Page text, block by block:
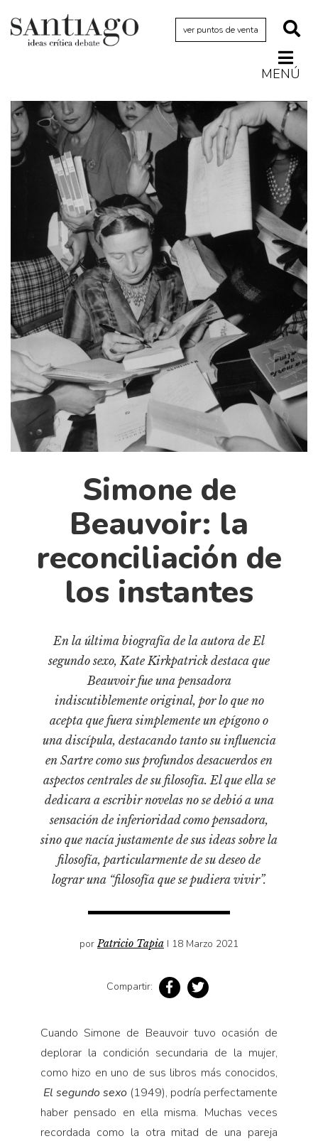
ver puntos de venta
MENÚ
Actualidad
Archivo Cenfoto-UDP
Arquetipos de situación
Artes visuales
Cine y televisión
Cómics
Críticas
Cultura
Diccionario portátil de la literatura chilena
Documentos
Fragmentos
Gran reserva
Historia
Historia material de los libros
Lagunas mentales
Libros usados
Literatura
Narrativas visuales
Pensamiento ilustrado
Personaje
Personajes secundarios
Relecturas
Sociedad
Turismo accidental
Voces y lecturas
Simone de
Beauvoir: la
reconciliación de
los instantes
En la última biografía de la autora de El
segundo sexo, Kate Kirkpatrick destaca que
Beauvoir fue una pensadora
indiscutiblemente original, por lo que no
acepta que fuera simplemente un epígono o
una discípula, destacando tanto su influencia
en Sartre como sus profundos desacuerdos en
aspectos centrales de su filosofía. El que ella se
dedicara a escribir novelas no se debió a una
sensación de inferioridad como pensadora,
sino que nacía justamente de sus ideas sobre la
filosofía, particularmente de su deseo de
lograr una “filosofía que se pudiera vivir”.
porPatricio Tapia I 18 Marzo 2021
Compartir:
Cuando Simone de Beauvoir tuvo ocasión de
deplorar la condición secundaria de la mujer,
como hizo en uno de sus libros más conocidos,
El segundo sexo (1949), podría perfectamente
haber pensado en ella misma. Muchas veces
recordada como la otra mitad de una pareja